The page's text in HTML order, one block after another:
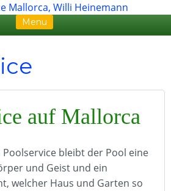
Menu
auf Mallorca
bleibt der Pool eine
und Geist und ein
welcher Haus und Garten so